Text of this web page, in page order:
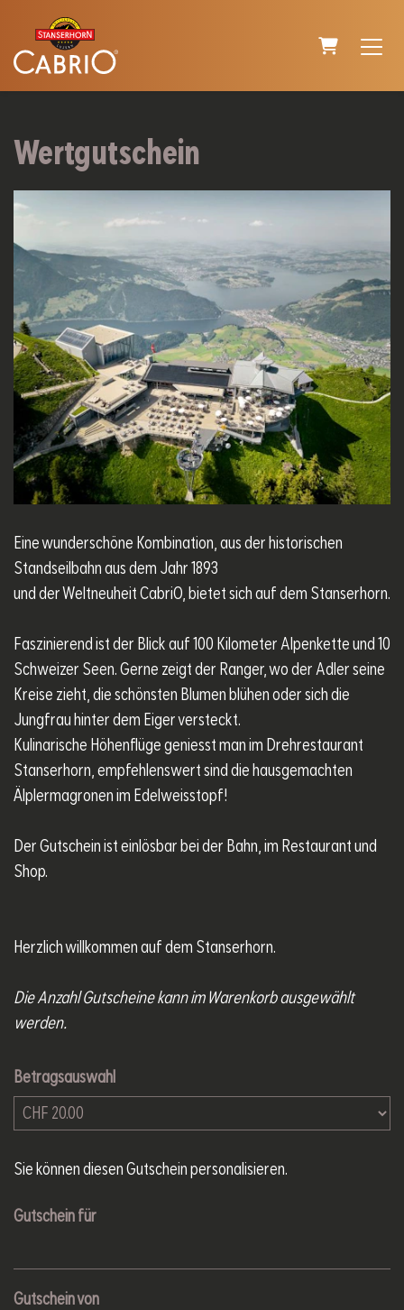
WARENKORB
Wertgutschein
Eine wunderschöne Kombination, aus der historischen
Standseilbahn aus dem Jahr 1893
und der Weltneuheit CabriO, bietet sich auf dem Stanserhorn.
Faszinierend ist der Blick auf 100 Kilometer Alpenkette und 10
Schweizer Seen. Gerne zeigt der Ranger, wo der Adler seine
Kreise zieht, die schönsten Blumen blühen oder sich die
Jungfrau hinter dem Eiger versteckt.
Kulinarische Höhenflüge geniesst man im Drehrestaurant
Stanserhorn, empfehlenswert sind die hausgemachten
Älplermagronen im Edelweisstopf!
Der Gutschein ist einlösbar bei der Bahn, im Restaurant und
Shop.
Herzlich willkommen auf dem Stanserhorn.
Die Anzahl Gutscheine kann im Warenkorb ausgewählt
werden.
Betragsauswahl
Sie können diesen Gutschein personalisieren.
Gutschein für
Gutschein von